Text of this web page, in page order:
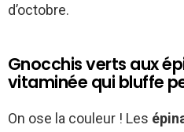
d’octobre.
Gnocchis verts aux
vitaminée qui bluffe
On ose la couleur ! Les